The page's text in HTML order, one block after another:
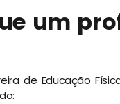
um
de Educação